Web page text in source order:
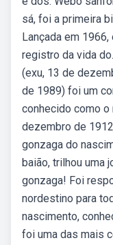
sá, foi a primeira
Lançada em
registro da vida
(exu, 13 de
de 1989) foi um
conhecido como o
dezembro de
gonzaga do
baião, trilhou uma
gonzaga! Foi
nordestino para
nascimento,
foi uma das mais